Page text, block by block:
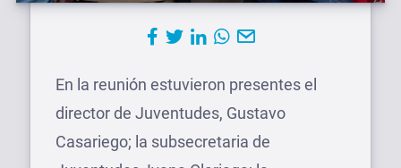
En la reunión estuvieron presentes el
director de Juventudes, Gustavo
Casariego; la subsecretaria de